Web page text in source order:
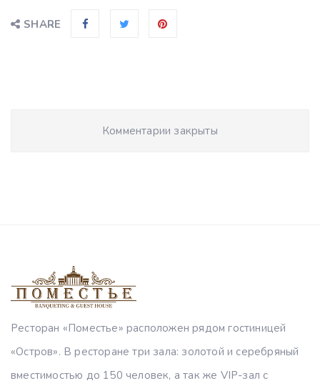
SHARE
Комментарии закрыты
Ресторан «Поместье» расположен рядом гостиницей
«Остров». В ресторане три зала: золотой и серебряный
вместимостью до 150 человек, а так же VIP-зал с